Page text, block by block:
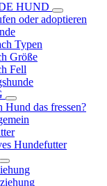
HUND
oder adoptieren
Typen
Größe
Fell
Hund das fressen?
Hundefutter